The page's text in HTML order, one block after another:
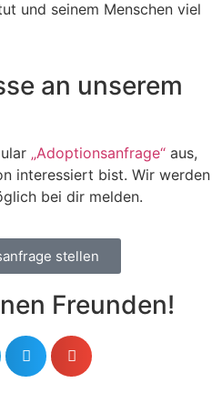
und seinem Menschen viel
an unserem
„Adoptionsanfrage“ aus,
interessiert bist. Wir werden
bei dir melden.
stellen
Freunden!